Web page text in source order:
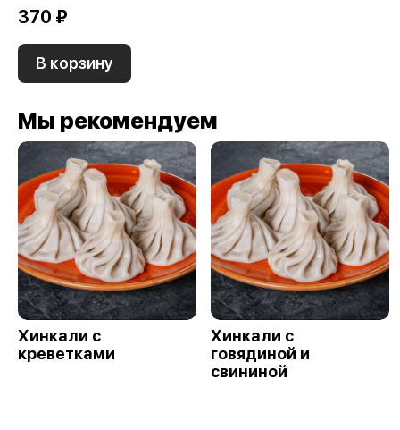
370 ₽
В корзину
Мы рекомендуем
Хинкали с
креветками
Хинкали с
говядиной и
свининой